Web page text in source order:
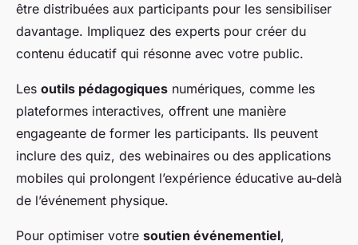
être distribuées aux participants pour les sensibiliser
davantage. Impliquez des experts pour créer du
contenu éducatif qui résonne avec votre public.
Les outils pédagogiques numériques, comme les
plateformes interactives, offrent une manière
engageante de former les participants. Ils peuvent
inclure des quiz, des webinaires ou des applications
mobiles qui prolongent l’expérience éducative au-delà
de l’événement physique.
Pour optimiser votre soutien événementiel,